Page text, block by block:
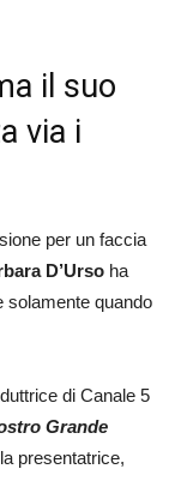
il suo
via i
per un faccia
D’Urso ha
solamente quando
di Canale 5
Grande
presentatrice,